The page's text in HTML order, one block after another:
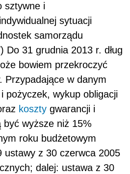
sztywne i
sytuacji
samorządu
Do 31 grudnia 2013 r. dług
bowiem przekroczyć
Przypadające w danym
pożyczek, wykup obligacji
koszty gwarancji i
być wyższe niż 15%
roku budżetowym
ustawy z 30 czerwca 2005
dalej: ustawa z 30